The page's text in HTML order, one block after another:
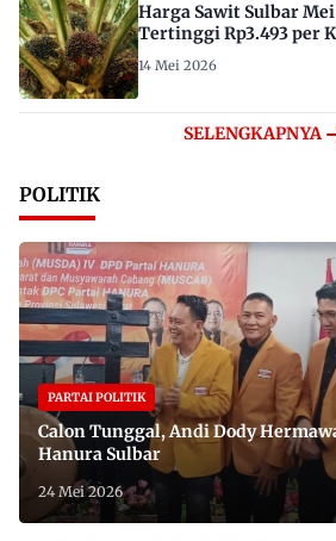
Harga Sawit Sulbar
Tertinggi Rp3.493 per
14 Mei 2026
SELENGKAPNYA
POLITIK
PARTAI POLITIK
Calon Tunggal, Andi Dody
Hanura Sulbar
24 Mei 2026